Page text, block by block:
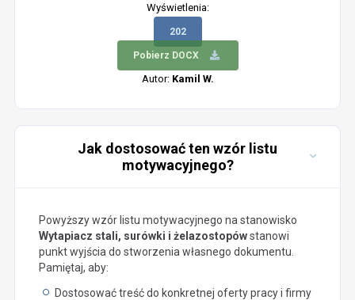
Wyświetlenia:
202
Pobierz DOCX
Autor: Kamil W.
Jak dostosować ten wzór listu
motywacyjnego?
Powyższy wzór listu motywacyjnego na stanowisko
Wytapiacz stali, surówki i żelazostopówstanowi
punkt wyjścia do stworzenia własnego dokumentu.
Pamiętaj, aby:
Dostosować treść do konkretnej oferty pracy i firmy